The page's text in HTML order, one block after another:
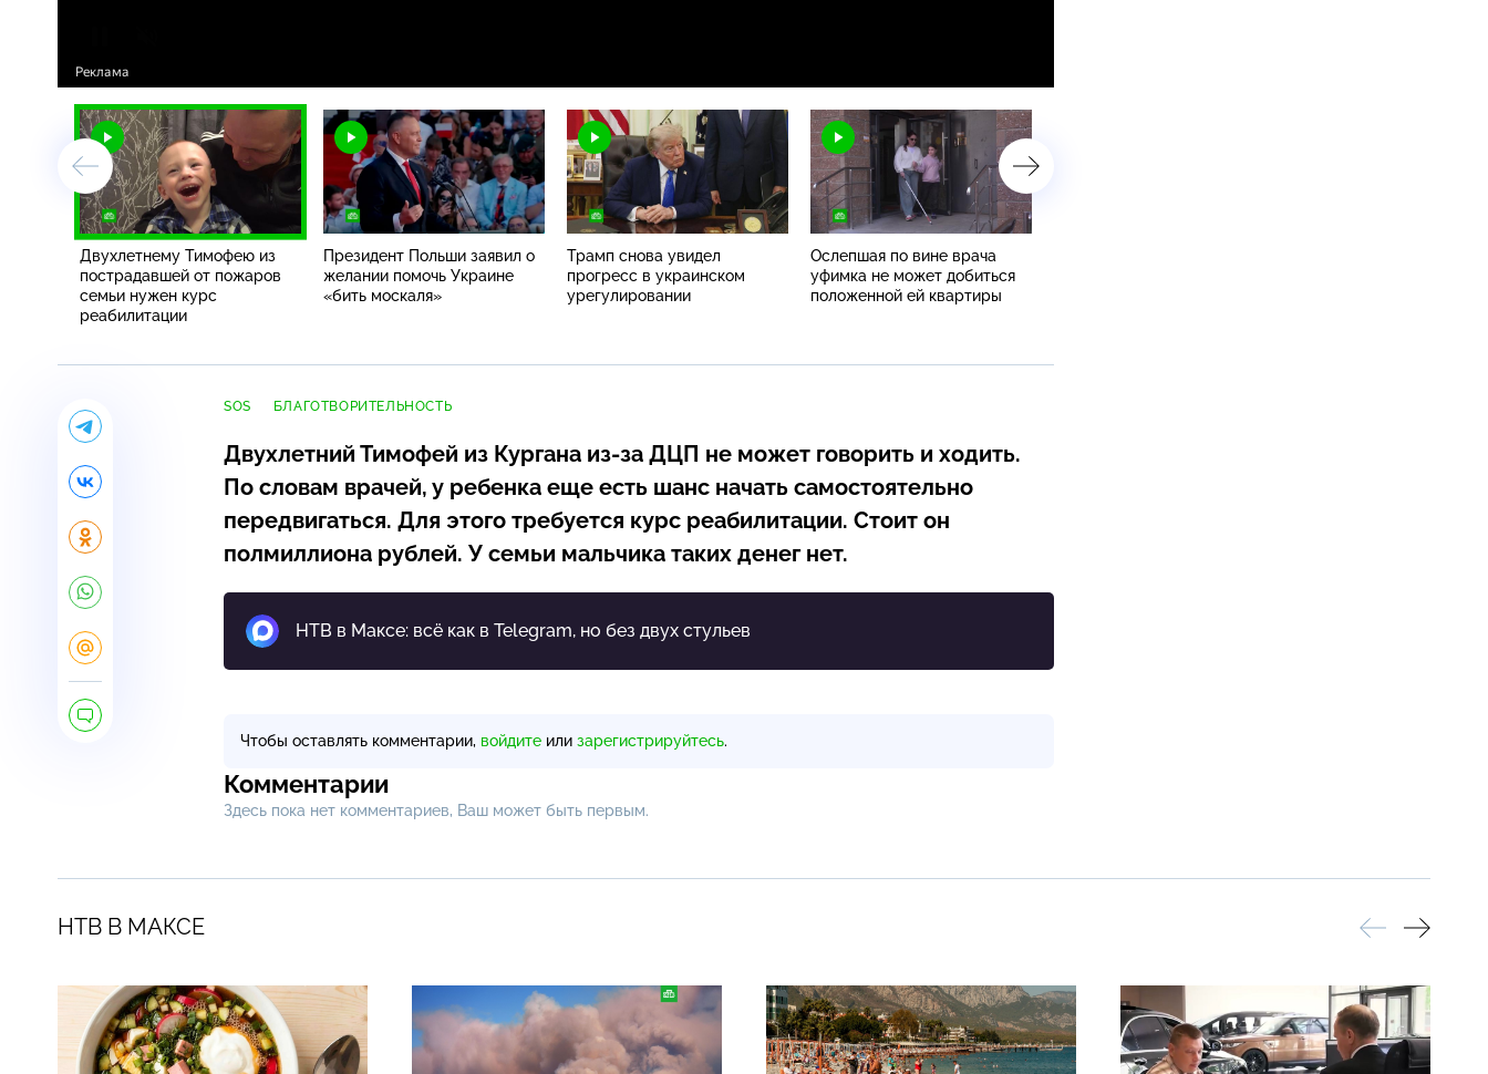
Двухлетнему Тимофею из
пострадавшей от пожаров
семьи нужен курс
реабилитации
Президент Польши заявил о
желании помочь Украине
«бить москаля»
Трамп снова увидел
прогресс в украинском
урегулировании
Ослепшая по вине врача
уфимка не может добиться
положенной ей квартиры
SOS БЛАГОТВОРИТЕЛЬНОСТЬ
Двухлетний Тимофей из Кургана из-за ДЦП не может говорить и ходить.
По словам врачей, у ребенка еще есть шанс начать самостоятельно
передвигаться. Для этого требуется курс реабилитации. Стоит он
полмиллиона рублей. У семьи мальчика таких денег нет.
НТВ в Максе: всё как в Telegram, но без двух стульев
Чтобы оставлять комментарии, войдите или зарегистрируйтесь.
Комментарии
Здесь пока нет комментариев, Ваш может быть первым.
НТВ В МАКСЕ